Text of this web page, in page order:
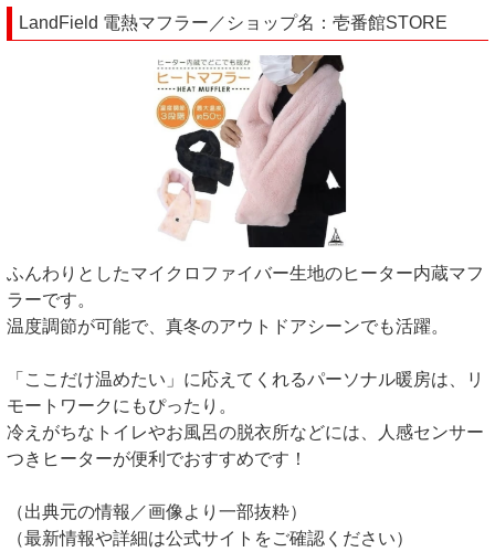
LandField 電熱マフラー／ショップ名：壱番館STORE
ふんわりとしたマイクロファイバー生地のヒーター内蔵マフ
ラーです。
温度調節が可能で、真冬のアウトドアシーンでも活躍。
「ここだけ温めたい」に応えてくれるパーソナル暖房は、リ
モートワークにもぴったり。
冷えがちなトイレやお風呂の脱衣所などには、人感センサー
つきヒーターが便利でおすすめです！
（出典元の情報／画像より一部抜粋）
（最新情報や詳細は公式サイトをご確認ください）